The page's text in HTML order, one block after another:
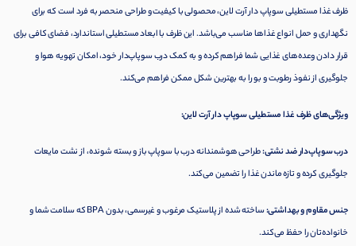
ظرف غذا مستطیلی سوپاپ دار آرت لاین، محصولی با کیفیت و طراحی منحصر به فرد است که برای
نگهداری و حمل انواع غذاها مناسب می‌باشد. این ظرف با ابعاد مستطیلی استاندارد، فضای کافی برای
قرار دادن وعده‌های غذایی شما فراهم کرده و به کمک درب سوپاپ‌دار خود، امکان تهویه هوا و
جلوگیری از نفوذ رطوبت و بو را به بهترین شکل ممکن فراهم می‌کند.
ویژگی‌های ظرف غذا مستطیلی سوپاپ دار آرت لاین:
درب سوپاپ‌دار ضد نشتی:طراحی هوشمندانه درب با سوپاپ باز و بسته شونده، از نشت مایعات
جلوگیری کرده و تازه ماندن غذا را تضمین می‌کند.
جنس مقاوم و بهداشتی:
ساخته شده از پلاستیک مرغوب و غیرسمی، بدون BPA که سلامت شما و
خانواده‌تان را حفظ می‌کند.